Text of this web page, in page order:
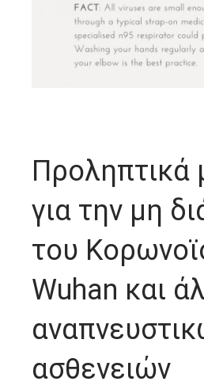
Προληπτικά
για την μη
του
Wuhan και
ασθενειών